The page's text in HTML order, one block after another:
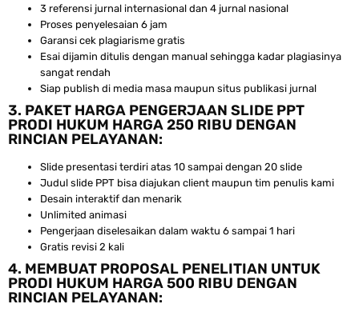
3 referensi jurnal internasional dan 4 jurnal nasional
Proses penyelesaian 6 jam
Garansi cek plagiarisme gratis
Esai dijamin ditulis dengan manual sehingga kadar plagiasinya
sangat rendah
Siap publish di media masa maupun situs publikasi jurnal
3. PAKET HARGA PENGERJAAN SLIDE PPT
PRODI HUKUM HARGA 250 RIBU DENGAN
RINCIAN PELAYANAN:
Slide presentasi terdiri atas 10 sampai dengan 20 slide
Judul slide PPT bisa diajukan client maupun tim penulis kami
Desain interaktif dan menarik
Unlimited animasi
Pengerjaan diselesaikan dalam waktu 6 sampai 1 hari
Gratis revisi 2 kali
4. MEMBUAT PROPOSAL PENELITIAN UNTUK
PRODI HUKUM HARGA 500 RIBU DENGAN
RINCIAN PELAYANAN: